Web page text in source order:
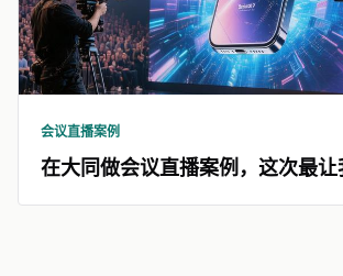
会议直播案例
在大同做会议直播案例，这次最